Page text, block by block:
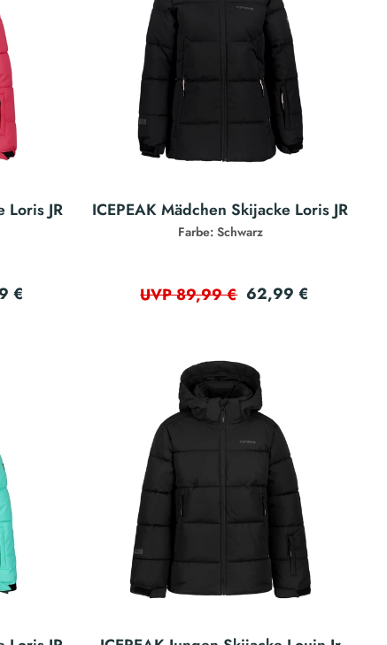
Loris JR
€
ICEPEAK Mädchen Skijacke Loris JR
Farbe: Schwarz
UVP 89,99 € 62,99 €